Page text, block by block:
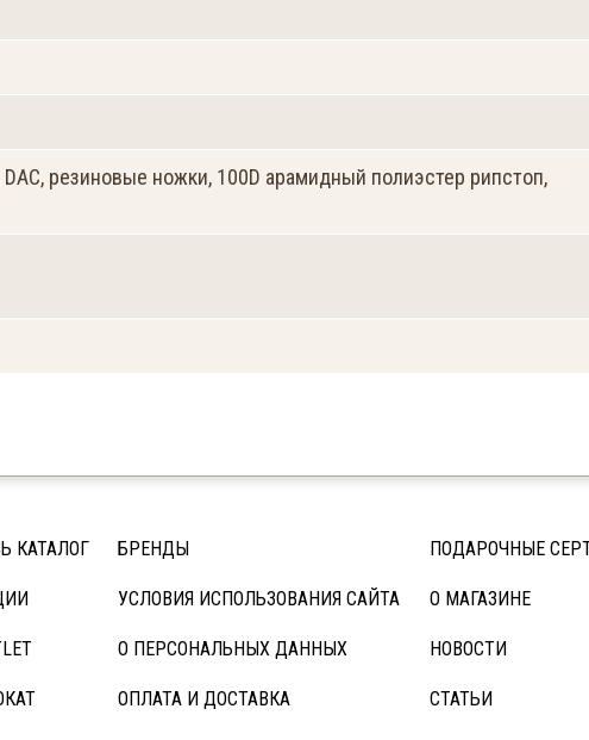
резиновые ножки, 100D арамидный полиэстер рипстоп,
КАТАЛОГ БРЕНДЫ
УСЛОВИЯ ИСПОЛЬЗОВАНИЯ САЙТА
О ПЕРСОНАЛЬНЫХ ДАННЫХ
ОПЛАТА И ДОСТАВКА
ПОДАРОЧНЫЕ
О МАГАЗИНЕ
НОВОСТИ
СТАТЬИ